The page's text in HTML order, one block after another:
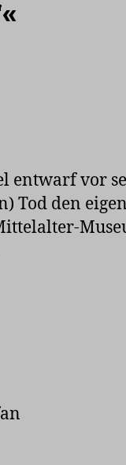
entwarf vor
Tod den